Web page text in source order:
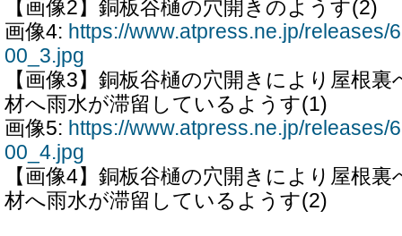
【画像2】銅板谷樋の穴開きのようす(2)
画像4: https://www.atpress.ne.jp/releases/
00_3.jpg
【画像3】銅板谷樋の穴開きにより屋根
材へ雨水が滞留しているようす(1)
画像5: https://www.atpress.ne.jp/releases/
00_4.jpg
【画像4】銅板谷樋の穴開きにより屋根
材へ雨水が滞留しているようす(2)